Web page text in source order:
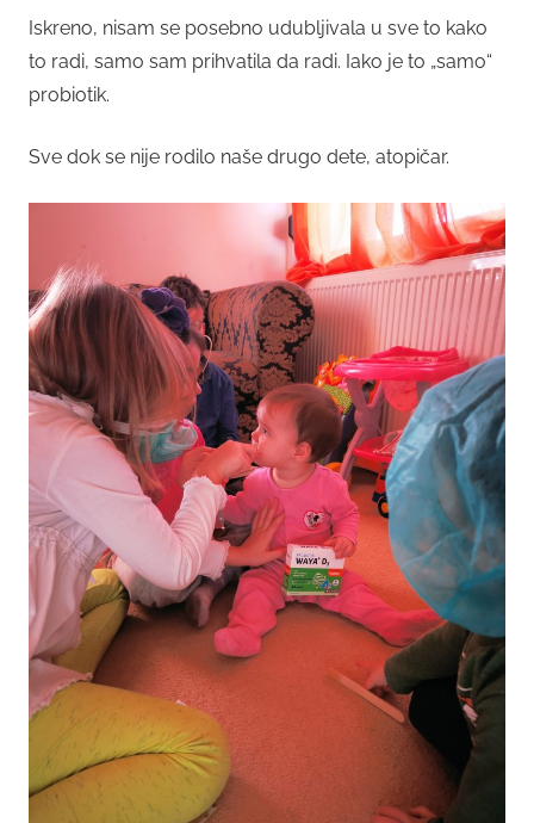
Iskreno, nisam se posebno udubljivala u sve to kako
to radi, samo sam prihvatila da radi. Iako je to „samo“
probiotik.
Sve dok se nije rodilo naše drugo dete, atopičar.